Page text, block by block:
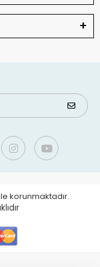
korunmaktadır.